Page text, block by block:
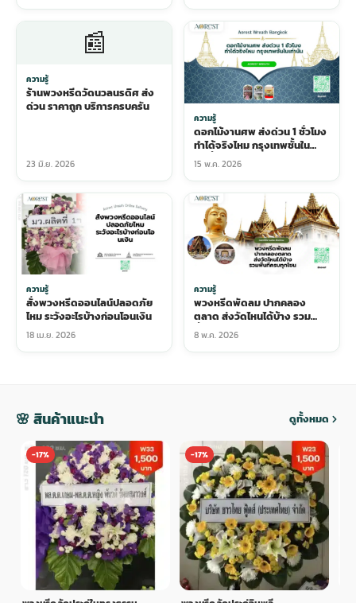
📰
ความรู้
ร้านพวงหรีดวัดนวลนรดิศ ส่ง
ด่วน ราคาถูก บริการครบครัน
23 มิ.ย. 2026
ความรู้
ดอกไม้งานศพ ส่งด่วน 1 ชั่วโมง
ทำได้จริงไหม กรุงเทพชั้นใน
เท่านั้น
15 พ.ค. 2026
ความรู้
สั่งพวงหรีดออนไลน์ปลอดภัย
ไหม ระวังอะไรบ้างก่อนโอนเงิน
18 เม.ย. 2026
ความรู้
พวงหรีดพัดลม ปากคลอง
ตลาด ส่งวัดไหนได้บ้าง รวม
พื้นที่ครบทุกโซน
8 พ.ค. 2026
🌸 สินค้าแนะนำ ดูทั้งหมด
-17% -17%